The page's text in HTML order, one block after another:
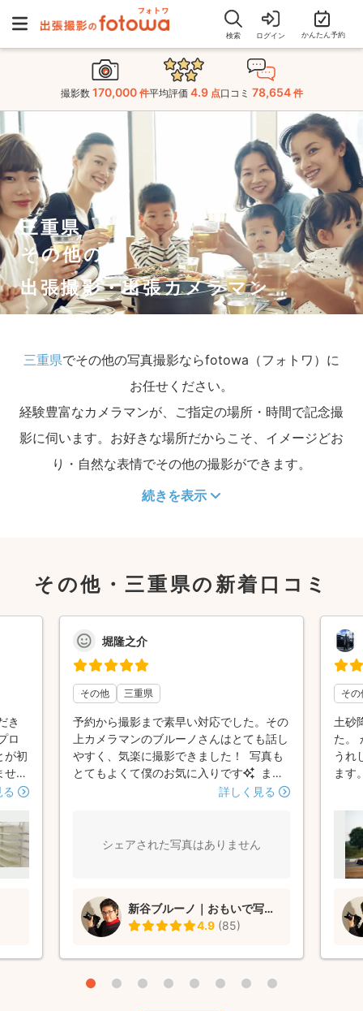
検索 ログイン かんたん予約
撮影数 170,000 件平均評価 4.9 点口コミ 78,654 件
三重県
その他の
出張撮影・出張カメラマン
三重県でその他の写真撮影ならfotowa（フォトワ）に
お任せください。
経験豊富なカメラマンが、ご指定の場所・時間で記念撮
影に伺います。お好きな場所だからこそ、イメージどお
り・自然な表情でその他の撮影ができます。
続きを表示
その他・三重県の新着口コミ
き
ロ
が初
せん
助か
と
き大
し
堀隆之介
その他 三重県
予約から撮影まで素早い対応でした。その
上カメラマンのブルーノさんはとても話し
やすく、気楽に撮影できました！ 写真も
とてもよくて僕のお気に入りです✨ また
機会が有ればよろしくお願いします！
詳しく見る
シェアされた写真はありません
新谷ブルーノ｜おもいで写真家
4.9 (85)
その
土砂
た。
うれ
ます